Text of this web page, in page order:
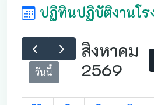
ปฏิทินปฏิบัติงานโร
วันนี้
สิงหาคม
2569